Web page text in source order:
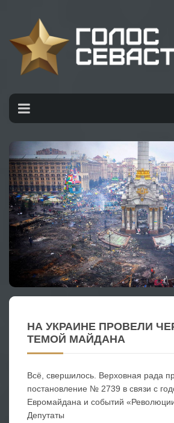
НА УКРАИНЕ ПРОВЕЛИ
ТЕМОЙ МАЙДАНА
Всё, свершилось. Верховная рада
постановление № 2739 в связи с
Евромайдана и событий
Депутаты